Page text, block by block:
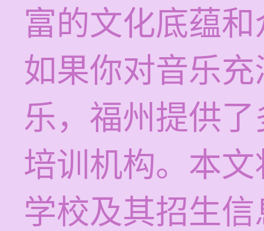
富的文化底蕴
如果你对音乐
乐，福州提供
培训机构。本
学校及其招生